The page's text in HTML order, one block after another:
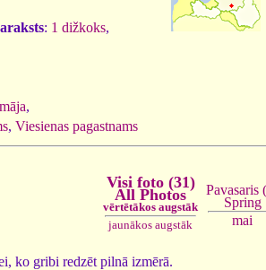
: 1 dižkoks,
,
, Viesienas pagastnams
Visi foto (31)
All Photos
vērtētākos augstāk
jaunākos augstāk
Pavasaris
Spring
mai
ko gribi redzēt pilnā izmērā.